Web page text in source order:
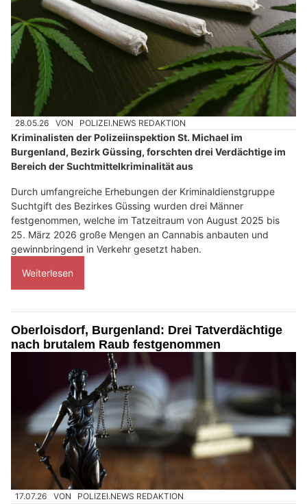
28.05.26 VON POLIZEI.NEWS REDAKTION
Kriminalisten der Polizeiinspektion St. Michael im
Burgenland, Bezirk Güssing, forschten drei Verdächtige im
Bereich der Suchtmittelkriminalität aus
Durch umfangreiche Erhebungen der Kriminaldienstgruppe
Suchtgift des Bezirkes Güssing wurden drei Männer
festgenommen, welche im Tatzeitraum von August 2025 bis
25. März 2026 große Mengen an Cannabis anbauten und
gewinnbringend in Verkehr gesetzt haben.
Weiterlesen
Oberloisdorf, Burgenland: Drei Tatverdächtige
nach brutalem Raub festgenommen
17.07.26 VON POLIZEI.NEWS REDAKTION